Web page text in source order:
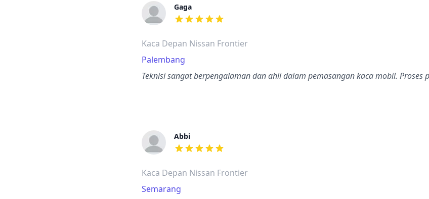
Gaga
dari ulasan adalah bintang lima
Kaca Depan Nissan Frontier
Palembang
Teknisi sangat berpengalaman dan ahli dalam pemasangan kaca mobil.
Abbi
dari ulasan adalah bintang lima
Kaca Depan Nissan Frontier
Semarang